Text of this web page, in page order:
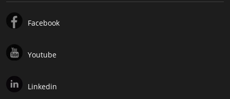
Facebook
Youtube
Linkedin